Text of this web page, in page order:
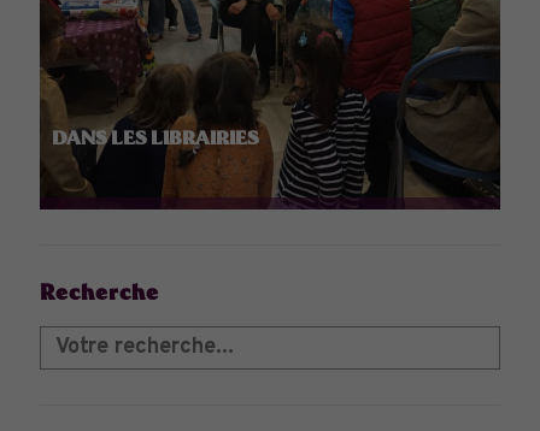
DANS LES LIBRAIRIES
Recherche